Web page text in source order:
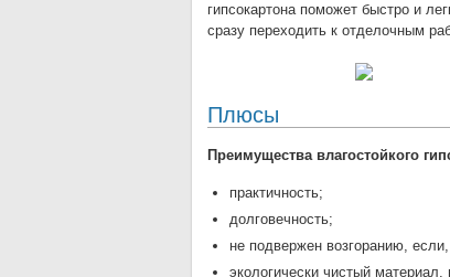
гипсокартона поможет быстро и
сразу переходить к отделочным
Плюсы
Преимущества влагостойкого
практичность;
долговечность;
не подвержен возгоранию,
экологически чистый